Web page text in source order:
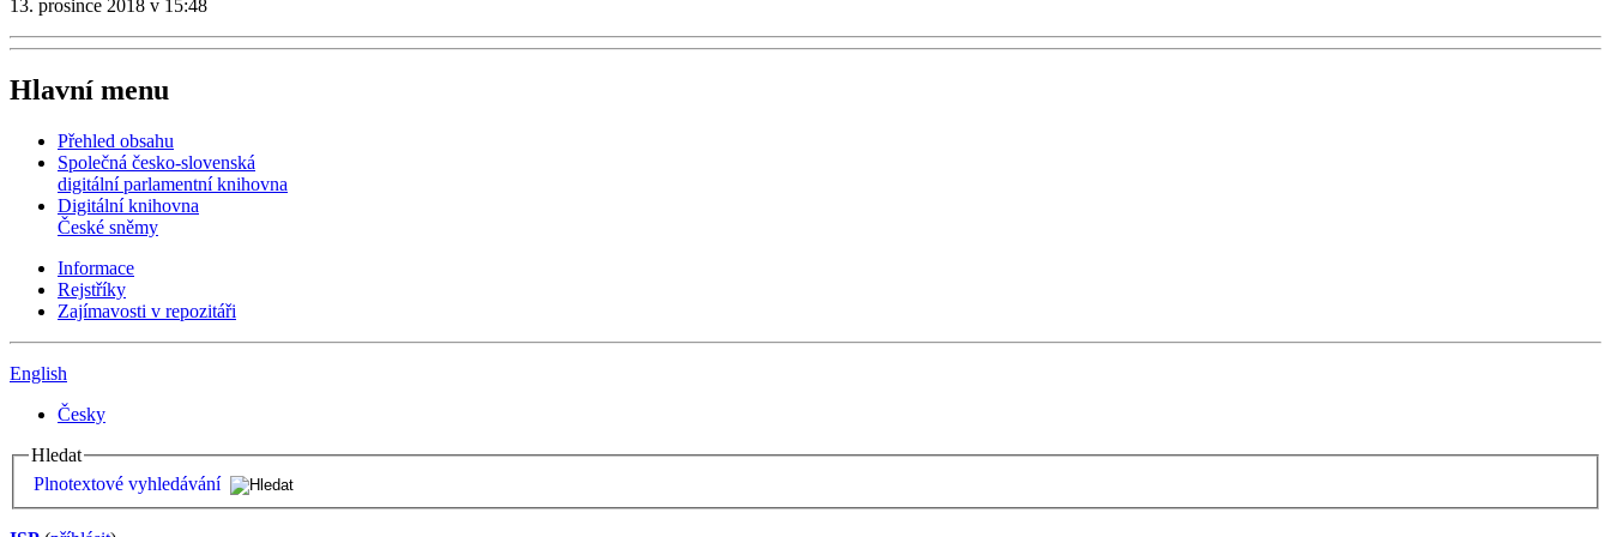
13. prosince 2018 v 15:48
Hlavní menu
Přehled obsahu
Společná česko-slovenská
digitální parlamentní knihovna
Digitální knihovna
České sněmy
Informace
Rejstříky
Zajímavosti v repozitáři
English
Česky
Hledat
Plnotextové vyhledávání